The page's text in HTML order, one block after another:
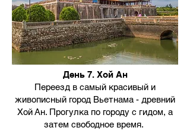
День 7. Хой Ан
Переезд в самый красивый и
живописный город Вьетнама - древний
Хой Ан. Прогулка по городу с гидом, а
затем свободное время.